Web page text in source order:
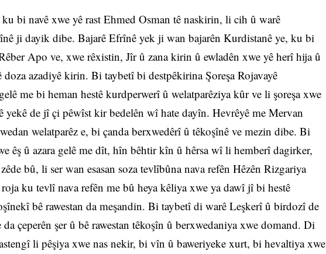
bi navê xwe yê rast Ehmed Osman tê naskirin, li cih û warê
ji dayik dibe. Bajarê Efrînê yek ji wan bajarên Kurdistanê ye, ku bi
Apo ve, xwe rêxistin, Jîr û zana kirin û ewladên xwe yê herî hija û
azadiyê kirin. Bi taybetî bi destpêkirina Şoreşa Rojavayê
me bi heman hestê kurdperwerî û welatparêziya kûr ve li şoreşa xwe
de jî çi pêwîst kir bedelên wî hate dayîn. Hevrêyê me Mervan
welatparêz e, bi çanda berxwedêrî û têkoşînê ve mezin dibe. Bi
êş û azara gelê me dît, hîn bêhtir kîn û hêrsa wî li hemberî dagirker,
bû, li ser wan esasan soza tevlîbûna nava refên Hêzên Rizgariya
ku tevlî nava refên me bû heya kêliya xwe ya dawî jî bi hestê
bê rawestan da meşandin. Bi taybetî di warê Leşkerî û birdozî de
çeperên şer û bê rawestan têkoşîn û berxwedaniya xwe domand. Di
li pêşiya xwe nas nekir, bi vîn û baweriyeke xurt, bi hevaltiya xwe